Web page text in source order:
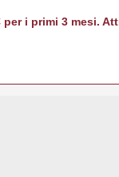
per i primi 3 mesi.